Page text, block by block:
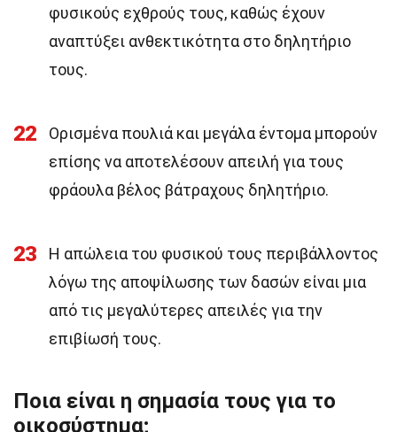
φυσικούς εχθρούς τους, καθώς έχουν
αναπτύξει ανθεκτικότητα στο δηλητήριο
τους.
22
Ορισμένα πουλιά και μεγάλα έντομα μπορούν
επίσης να αποτελέσουν απειλή για τους
φράουλα βέλος βάτραχους δηλητήριο.
23
Η απώλεια του φυσικού τους περιβάλλοντος
λόγω της αποψίλωσης των δασών είναι μια
από τις μεγαλύτερες απειλές για την
επιβίωσή τους.
Ποια είναι η σημασία τους για το
οικοσύστημα;